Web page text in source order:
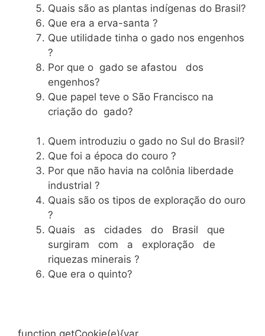
Quais são as plantas indígenas do Brasil?
Que era a erva-santa ?
Que utilidade tinha o gado nos engenhos
?
Por que o gado se afastou dos
engenhos?
Que papel teve o São Francisco na
criação do gado?
Quem introduziu o gado no Sul do Brasil?
Que foi a época do couro ?
Por que não havia na colônia liberdade
industrial ?
Quais são os tipos de exploração do ouro
?
Quais as cidades do Brasil que
surgiram com a exploração de
riquezas minerais ?
Que era o quinto?